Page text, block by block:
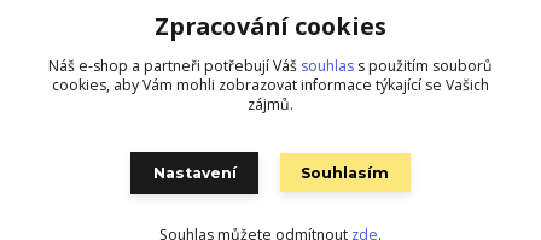
+420 731 390 323
superkousky@jetovmode.cz
Zpracování cookies
Náš e-shop a partneři potřebují Váš souhlas s použitím souborů
cookies, aby Vám mohli zobrazovat informace týkající se Vašich
zájmů.
Nastavení Souhlasím
Souhlas můžete odmítnout zde.